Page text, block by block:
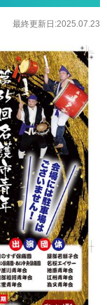
最終更新日:2025.07.23